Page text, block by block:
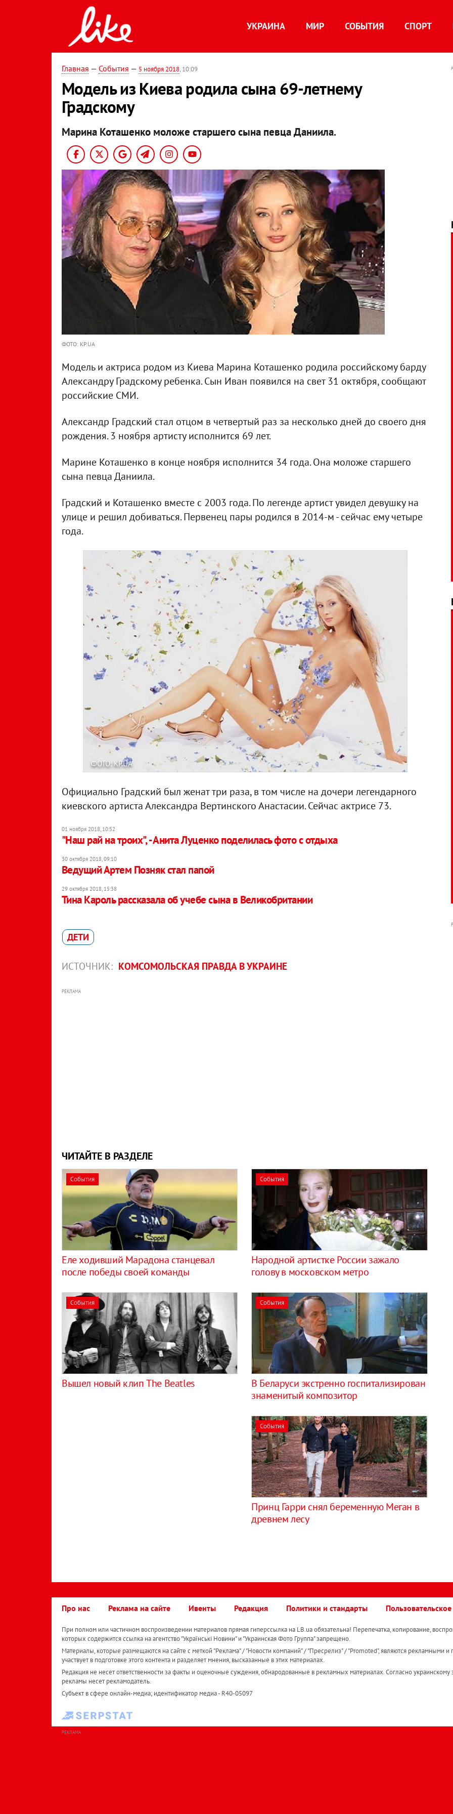
УКРАИНА МИР СОБЫТИЯ СПОРТ
Главная — События — 5 ноября 2018, 10:09
Модель из Киева родила сына 69-летнему
Градскому
Марина Коташенко моложе старшего сына певца Даниила.
ФОТО: KP.UA
Модель и актриса родом из Киева Марина Коташенко родила российскому барду
Александру Градскому ребенка. Сын Иван появился на свет 31 октября, сообщают
российские СМИ.
Александр Градский стал отцом в четвертый раз за несколько дней до своего дня
рождения. 3 ноября артисту исполнится 69 лет.
Марине Коташенко в конце ноября исполнится 34 года. Она моложе старшего
сына певца Даниила.
Градский и Коташенко вместе с 2003 года. По легенде артист увидел девушку на
улице и решил добиваться. Первенец пары родился в 2014-м - сейчас ему четыре
года.
ФОТО: KP.UA
Официально Градский был женат три раза, в том числе на дочери легендарного
киевского артиста Александра Вертинского Анастасии. Сейчас актрисе 73.
01 ноября 2018, 10:52
"Наш рай на троих", - Анита Луценко поделилась фото с отдыха
30 октября 2018, 09:10
Ведущий Артем Позняк стал папой
29 октября 2018, 15:38
Тина Кароль рассказала об учебе сына в Великобритании
ДЕТИ
ИСТОЧНИК: КОМСОМОЛЬСКАЯ ПРАВДА В УКРАИНЕ
РЕКЛАМА
ЧИТАЙТЕ В РАЗДЕЛЕ
События
Еле ходивший Марадона станцевал
после победы своей команды
События
Народной артистке России зажало
голову в московском метро
События
Вышел новый клип The Beatles
События
В Беларуси экстренно госпитализирован
знаменитый композитор
События
Принц Гарри снял беременную Меган в
древнем лесу
Про нас Реклама на сайте Ивенты Редакция Политики и стандарты
При полном или частичном воспроизведении материалов прямая гиперссылка на LB.ua обязательна! Перепечатка, копирование,
которых содержится ссылка на агентство "Українськi Новини" и "Украинская Фото Группа" запрещено.
Материалы, которые размещаются на сайте с меткой "Реклама" / "Новости компаний" / "Пресрелиз" / "Promoted", являются рекламными и
участвует в подготовке этого контента и разделяет мнения, высказанные в этих материалах.
Редакция не несет ответственности за факты и оценочные суждения, обнародованные в рекламных материалах. Согласно украинскому
рекламы несет рекламодатель.
Субъект в сфере онлайн-медиа; идентификатор медиа - R40-05097
РЕКЛАМА